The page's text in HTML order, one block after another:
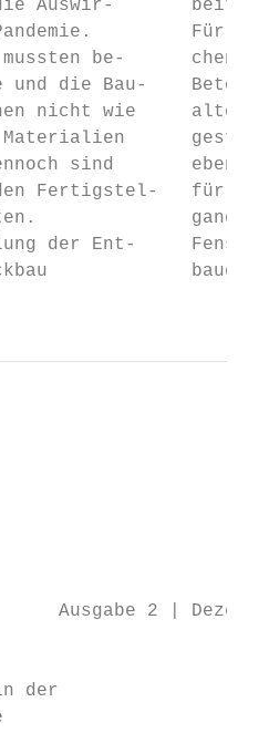
die Auswir-
Pandemie.         Für
be-      chen
und die Bau-
nicht wie     alten
Materialien
sind
Fertigstel-   für die
der Ent-
2 |
der